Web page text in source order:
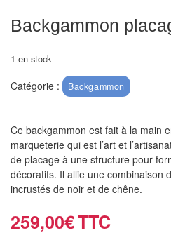
Pendules
pour
Logiciels
d'échecs
Livres
anglais
Backgammon
1 en stock
Catégorie : Backgammon
Ce backgammon est fait à la main
marqueterie qui est l’art et
de placage à une structure pour
décoratifs. Il allie une combinaison
incrustés de noir et de chêne.
259,00€